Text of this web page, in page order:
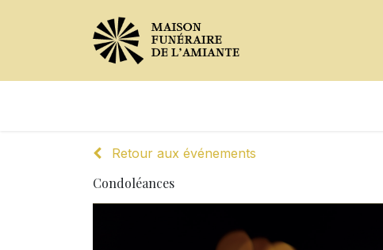
Retour aux événements
Condoléances